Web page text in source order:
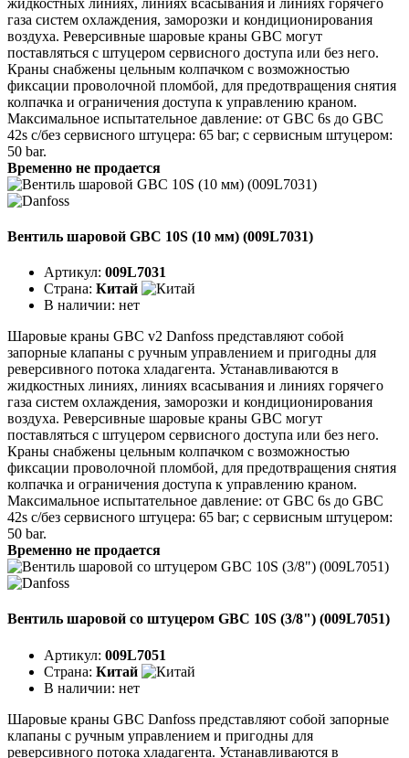
газа систем охлаждения, заморозки и кондиционирования
воздуха. Реверсивные шаровые краны GBC могут
поставляться с штуцером сервисного доступа или без него.
Краны снабжены цельным колпачком с возможностью
фиксации проволочной пломбой, для предотвращения снятия
колпачка и ограничения доступа к управлению краном.
Максимальное испытательное давление: от GBC 6s до GBC
42s с/без сервисного штуцера: 65 bar; с сервисным штуцером:
50 bar.
Временно не продается
Вентиль шаровой GBC 10S (10 мм) (009L7031)
Артикул: 009L7031
Страна: Китай
В наличии: нет
Шаровые краны GBC v2 Danfoss представляют собой
запорные клапаны с ручным управлением и пригодны для
реверсивного потока хладагента. Устанавливаются в
жидкостных линиях, линиях всасывания и линиях горячего
газа систем охлаждения, заморозки и кондиционирования
воздуха. Реверсивные шаровые краны GBC могут
поставляться с штуцером сервисного доступа или без него.
Краны снабжены цельным колпачком с возможностью
фиксации проволочной пломбой, для предотвращения снятия
колпачка и ограничения доступа к управлению краном.
Максимальное испытательное давление: от GBC 6s до GBC
42s с/без сервисного штуцера: 65 bar; с сервисным штуцером:
50 bar.
Временно не продается
Вентиль шаровой со штуцером GBC 10S (3/8") (009L7051)
Артикул: 009L7051
Страна: Китай
В наличии: нет
Шаровые краны GBC Danfoss представляют собой запорные
клапаны с ручным управлением и пригодны для
реверсивного потока хладагента. Устанавливаются в